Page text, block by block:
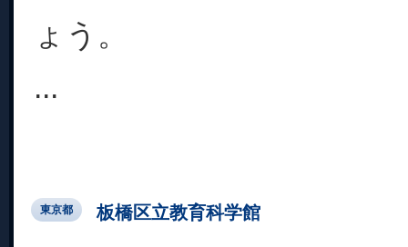
ょう。
...
東京都 板橋区立教育科学館